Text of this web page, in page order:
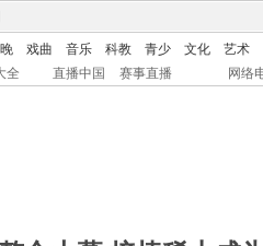
戏曲 音乐 科教 青少 文化
艺术
全 直播中国 赛事直播 网络